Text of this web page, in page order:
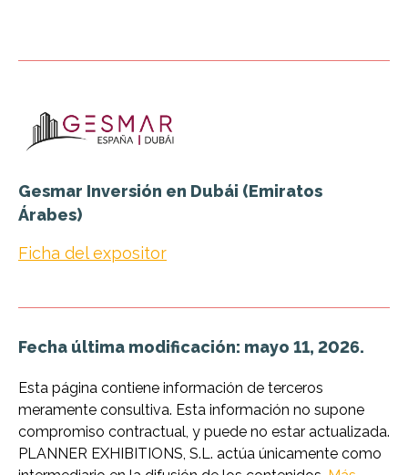
Gesmar Inversión en Dubái (Emiratos
Árabes)
Ficha del expositor
Fecha última modificación: mayo 11, 2026.
Esta página contiene información de terceros
meramente consultiva. Esta información no supone
compromiso contractual, y puede no estar actualizada.
PLANNER EXHIBITIONS, S.L. actúa únicamente como